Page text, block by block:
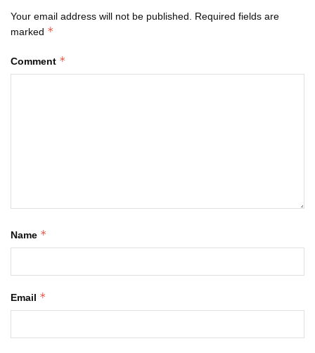
Your email address will not be published.
Required fields are
marked *
Comment *
Name *
Email *